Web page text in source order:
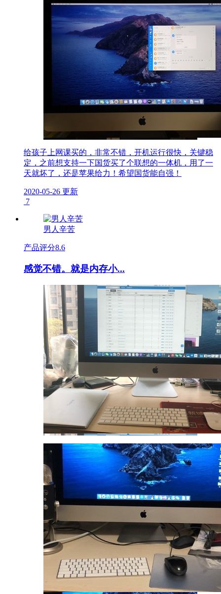
给孩子上网课买的，非常不错，开机运行很快，关键稳
定，之前想支持一下国货买了个联想的一体机，用了一
天就坏了，还是苹果给力！希望国货能自强！
2020-05-26 更新
7
男人辛苦
产品评分8.6
感觉不错。就是内存小...